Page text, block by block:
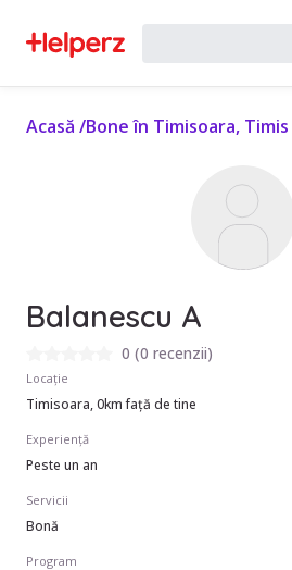
Acasă /Bone în Timisoara, Timis
Balanescu A
0 (0 recenzii)
Locație
Timisoara, 0km față de tine
Experiență
Peste un an
Servicii
Bonă
Program